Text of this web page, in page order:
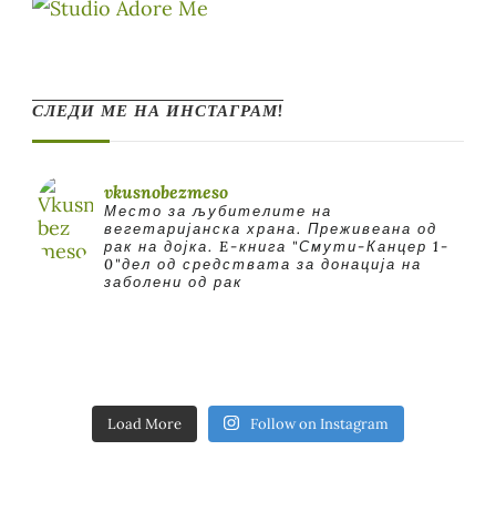
СЛЕДИ МЕ НА ИНСТАГРАМ!
vkusnobezmeso
Место за љубителите на
вегетаријанска храна. Преживеана од
рак на дојка. E-книга "Смути-Канцер 1-
0"дел од средствата за донација на
заболени од рак
Load More Follow on Instagram